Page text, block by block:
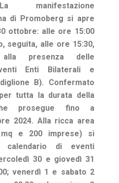
manifestazione
di Promoberg si apre
ottobre: alle ore 15:00
seguita, alle ore 15:30,
alla presenza delle
Enti Bilaterali e
B). Confermato
tutta la durata della
prosegue fino a
2024. Alla ricca area
mq e 200 imprese) si
calendario di eventi
30 e giovedì 31
venerdì 1 e sabato 2